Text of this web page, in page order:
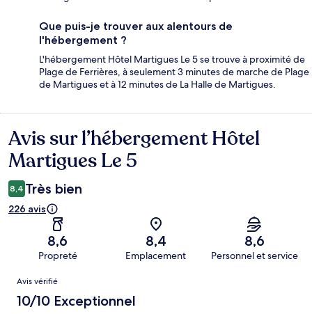
Que puis-je trouver aux alentours de
l'hébergement ?
L'hébergement Hôtel Martigues Le 5 se trouve à proximité de
Plage de Ferrières, à seulement 3 minutes de marche de Plage
de Martigues et à 12 minutes de La Halle de Martigues.
Avis
Avis sur l’hébergement Hôtel
Martigues Le 5
8,4 Très bien
226 avis
8,6
Propreté
8,4
Emplacement
8,6
Personnel et service
Avis
Avis vérifié
10/10 Exceptionnel